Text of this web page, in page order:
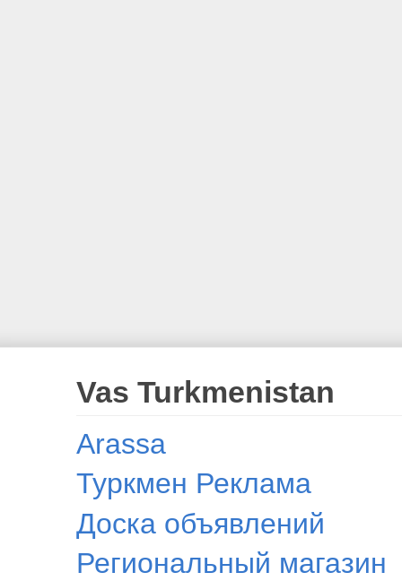
Vas Turkmenistan
Arassa
Туркмен Реклама
Доска объявлений
Региональный магазин